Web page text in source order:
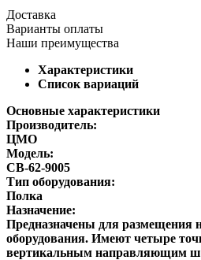
Доставка
Варианты оплаты
Наши преимущества
Характеристики
Список вариаций
Основные характеристики
Производитель:
ЦМО
Модель:
СВ-62-9005
Тип оборудования:
Полка
Назначение:
Предназначены для размещения
оборудования. Имеют четыре
вертикальным направляющим